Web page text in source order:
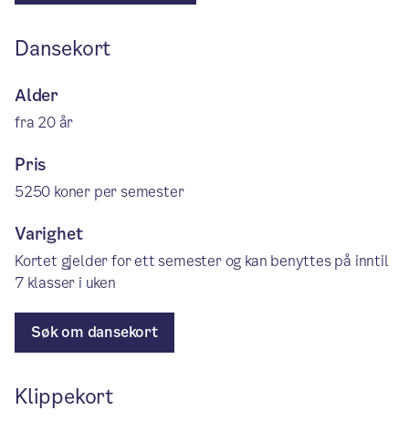
Dansekort
Alder
fra 20 år
Pris
5250 koner per semester
Varighet
Kortet gjelder for ett semester og kan benyttes på inntil
7 klasser i uken
Søk om dansekort
Klippekort